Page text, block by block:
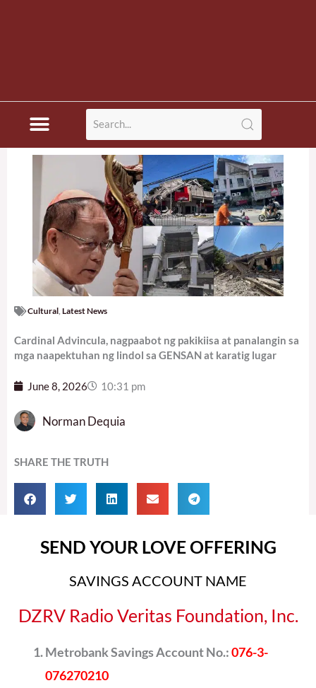
Cultural Latest News
Cardinal Advincula, nagpaabot ng pakikiisa at panalangin sa
mga naapektuhan ng lindol sa GENSAN at karatig lugar
June 8, 2026 10:31 pm
Norman Dequia
SHARE THE TRUTH
SEND YOUR LOVE OFFERING
SAVINGS ACCOUNT NAME
DZRV Radio Veritas Foundation, Inc.
Metrobank Savings Account No.:076-3-
076270210